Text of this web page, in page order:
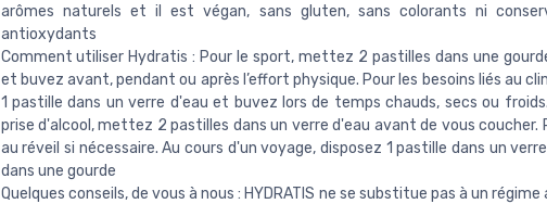
arômes naturels et il est végan, sans gluten, sans colorants ni
antioxydants
Comment utiliser Hydratis : Pour le sport, mettez 2 pastilles dans une
et buvez avant, pendant ou après l’effort physique. Pour les besoins liés au
1 pastille dans un verre d'eau et buvez lors de temps chauds, secs ou
prise d'alcool, mettez 2 pastilles dans un verre d'eau avant de vous coucher.
au réveil si nécessaire. Au cours d'un voyage, disposez 1 pastille dans un
dans une gourde
Quelques conseils, de vous à nous : HYDRATIS ne se substitue pas à un